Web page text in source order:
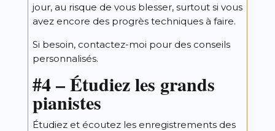
jour, au risque de vous blesser, surtout si vous
avez encore des progrès techniques à faire.
Si besoin, contactez-moi pour des conseils
personnalisés.
#4 –Étudiez les grands
pianistes
Étudiez et écoutez les enregistrements des